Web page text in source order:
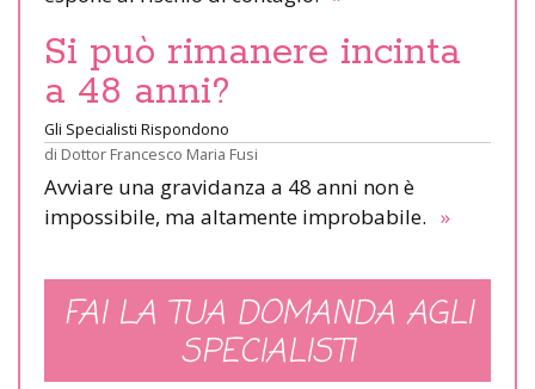
Si può rimanere incinta
a 48 anni?
Gli Specialisti Rispondono
di Dottor Francesco Maria Fusi
Avviare una gravidanza a 48 anni non è
impossibile, ma altamente improbabile. »
FAI LA TUA DOMANDA AGLI
SPECIALISTI